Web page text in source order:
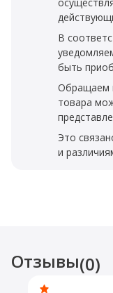
В
быть
Обращаем
товара
Это
и
Отзывы(0)